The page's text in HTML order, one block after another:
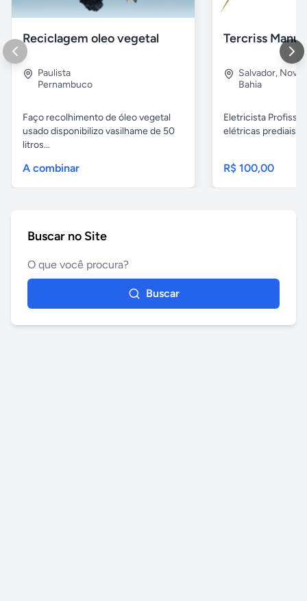
Reciclagem oleo vegetal
Paulista
Pernambuco
Faço recolhimento de óleo vegetal
usado disponibilizo vasilhame de 50
litros...
A combinar
Salvador, Nova
Bahia
Eletricista
elétricas prediais e
R$ 100,00
Buscar no Site
Buscar